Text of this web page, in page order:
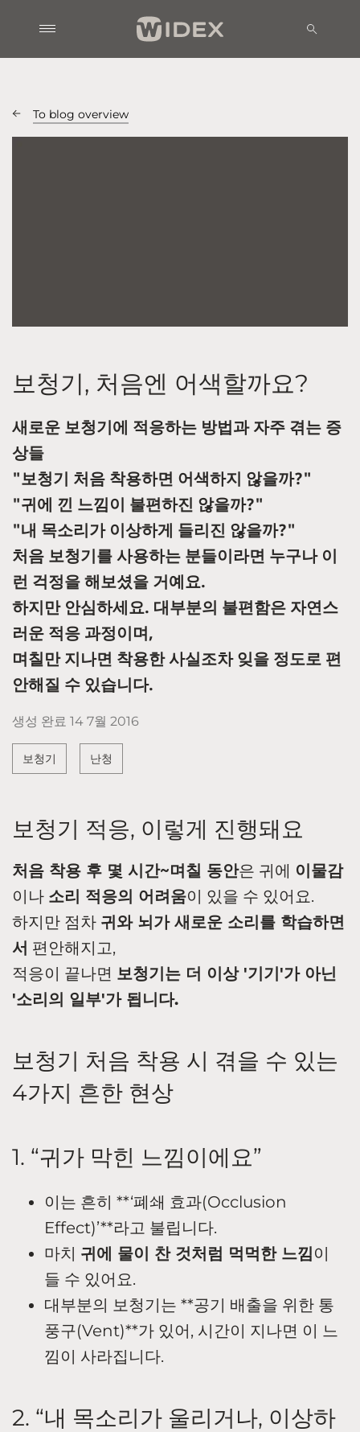
To blog overview
보청기, 처음엔 어색할까요?
새로운 보청기에 적응하는 방법과 자주 겪는 증
상들
"보청기 처음 착용하면 어색하지 않을까?"
"귀에 낀 느낌이 불편하진 않을까?"
"내 목소리가 이상하게 들리진 않을까?"
처음 보청기를 사용하는 분들이라면 누구나 이
런 걱정을 해보셨을 거예요.
하지만 안심하세요. 대부분의 불편함은 자연스
러운 적응 과정이며,
며칠만 지나면 착용한 사실조차 잊을 정도로 편
안해질 수 있습니다.
생성 완료 14 7월 2016
보청기 난청
보청기 적응, 이렇게 진행돼요
처음 착용 후 몇 시간~며칠 동안은 귀에 이물감
이나 소리 적응의 어려움이 있을 수 있어요.
하지만 점차 귀와 뇌가 새로운 소리를 학습하면
서 편안해지고,
적응이 끝나면 보청기는 더 이상 '기기'가 아닌
'소리의 일부'가 됩니다.
보청기 처음 착용 시 겪을 수 있는
4가지 흔한 현상
1. “귀가 막힌 느낌이에요”
이는 흔히 **‘폐쇄 효과(Occlusion
Effect)’**라고 불립니다.
마치 귀에 물이 찬 것처럼 먹먹한 느낌 이
들 수 있어요.
대부분의 보청기는 **공기 배출을 위한 통
풍구(Vent)**가 있어, 시간이 지나면 이 느
낌이 사라집니다.
2. “내 목소리가 울리거나, 이상하